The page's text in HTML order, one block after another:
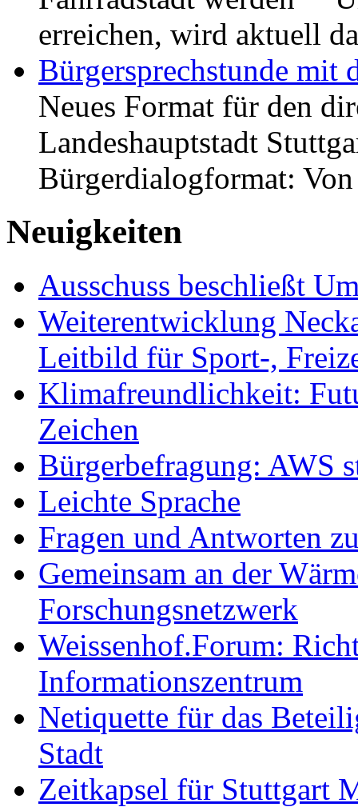
erreichen, wird aktuell
Bürgersprechstunde mit
Neues Format für den
Landeshauptstadt
Bürgerdialogformat:
Neuigkeiten
Ausschuss beschließt
Weiterentwicklung
Leitbild für Sport-,
Klimafreundlichkeit:
Zeichen
Bürgerbefragung: AWS
Leichte Sprache
Fragen und Antworten
Gemeinsam an der
Forschungsnetzwerk
Weissenhof.Forum:
Informationszentrum
Netiquette für das
Stadt
Zeitkapsel für Stuttgart